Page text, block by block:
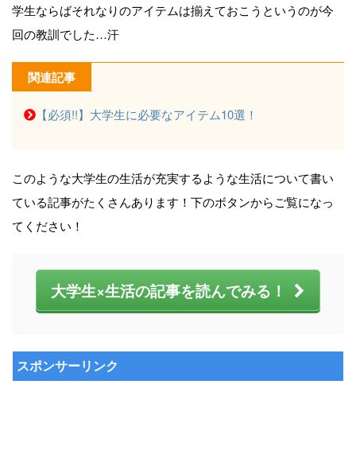
学生ならばそれなりのアイテムは揃えておこうというのが今
回の教訓でした…汗
関連記事
【必須!!】大学生に必要なアイテム10選！
このような大学生の生活が充実するような生活について書い
ている記事がたくさんあります！下のボタンからご覧になっ
てください！
大学生×生活の記事を読んでみる！
スポンサーリンク